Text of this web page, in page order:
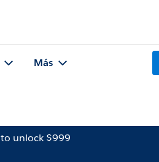
Más
unlock $999